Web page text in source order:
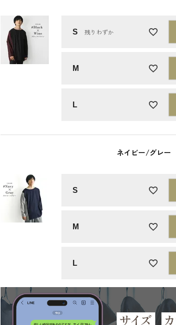
S 残りわずか
M
L
ネイビー/グレー
S
M
L